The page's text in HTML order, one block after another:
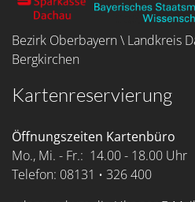
Bezirk Oberbayern \ Landkreis
Bergkirchen
Kartenreservierung
Öffnungszeiten Kartenbüro
Mo., Mi. - Fr.: 14.00 - 18.00 Uhr
Telefon: 08131 • 326 400